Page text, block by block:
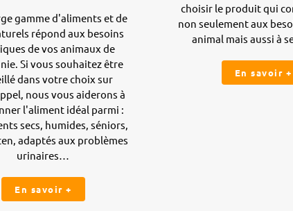
gamme d'aliments et de
répond aux besoins
de vos animaux de
Si vous souhaitez être
dans votre choix sur
nous vous aiderons à
l'aliment idéal parmi :
secs, humides, séniors,
adaptés aux problèmes
urinaires…
En savoir +
choisir le produit qui
non seulement aux
animal mais aussi à
En savoir +